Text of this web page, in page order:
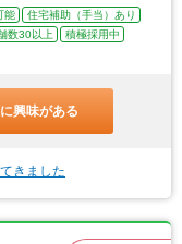
能
住宅補助（手当）あり
数30以上
積極採用中
興味がある
きました